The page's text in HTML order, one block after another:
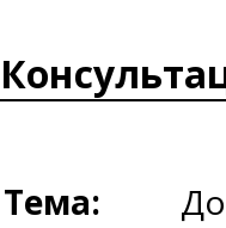
Тема: